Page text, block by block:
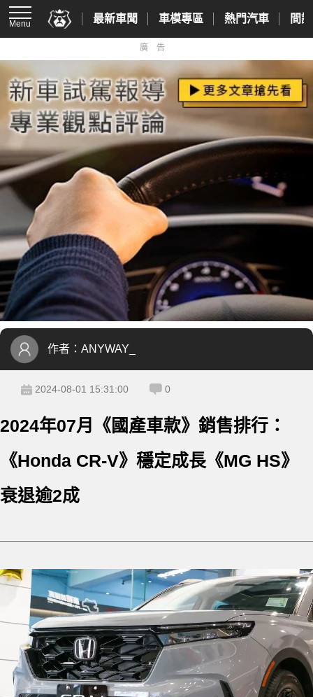
Menu 最新車聞 車模專區 熱門汽車 間
廣告
作者： ANYWAY_
2024-08-01 15:31:00 0
2024年07月《國產車款》銷售排行：
《Honda CR-V》穩定成長《MG HS》
衰退逾2成